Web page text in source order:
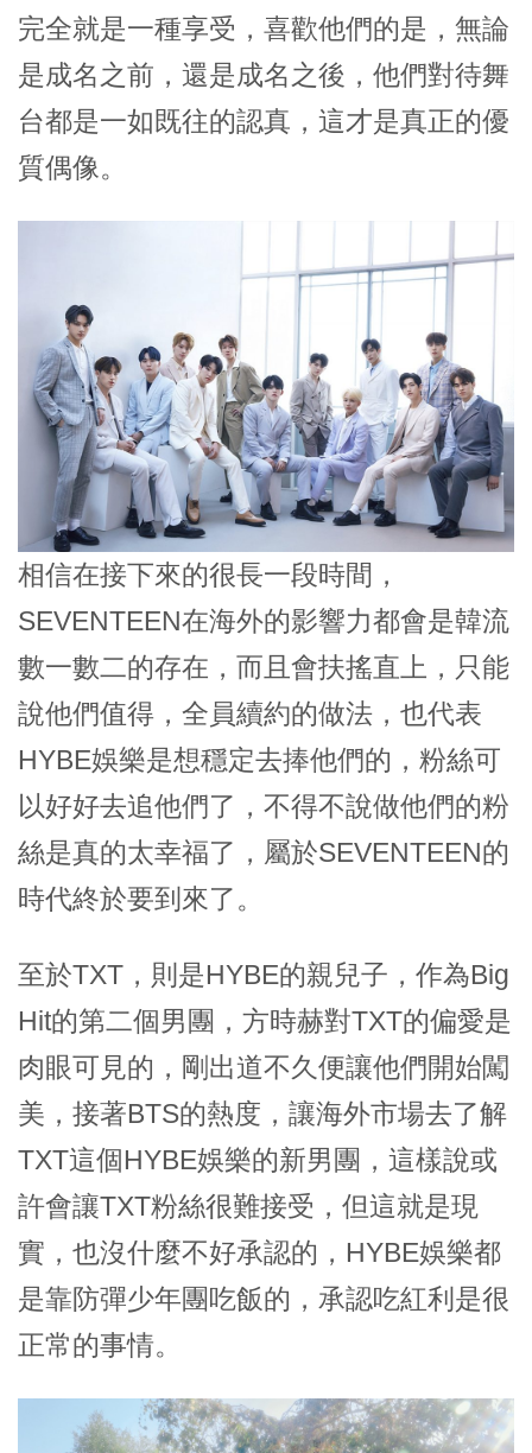
完全就是一種享受，喜歡他們的是，無論
是成名之前，還是成名之後，他們對待舞
台都是一如既往的認真，這才是真正的優
質偶像。
相信在接下來的很長一段時間，
SEVENTEEN在海外的影響力都會是韓流
數一數二的存在，而且會扶搖直上，只能
說他們值得，全員續約的做法，也代表
HYBE娛樂是想穩定去捧他們的，粉絲可
以好好去追他們了，不得不說做他們的粉
絲是真的太幸福了，屬於SEVENTEEN的
時代終於要到來了。
至於TXT，則是HYBE的親兒子，作為Big
Hit的第二個男團，方時赫對TXT的偏愛是
肉眼可見的，剛出道不久便讓他們開始闖
美，接著BTS的熱度，讓海外市場去了解
TXT這個HYBE娛樂的新男團，這樣說或
許會讓TXT粉絲很難接受，但這就是現
實，也沒什麼不好承認的，HYBE娛樂都
是靠防彈少年團吃飯的，承認吃紅利是很
正常的事情。